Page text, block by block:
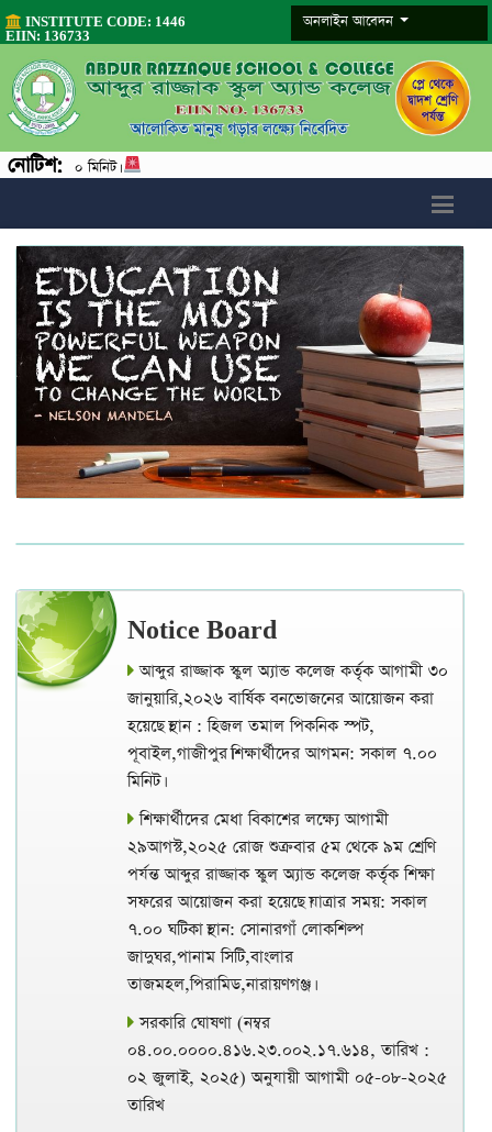
INSTITUTE CODE: 1446
EIIN: 136733
অনলাইন আবেদন
নোটিশ:
Notice Board
আব্দুর রাজ্জাক স্কুল অ্যান্ড কলেজ কর্তৃক আগামী ৩০
জানুয়ারি,২০২৬ বার্ষিক বনভোজনের আয়োজন করা
হয়েছে।স্থান : হিজল তমাল পিকনিক স্পট,
পূবাইল,গাজীপুর।শিক্ষার্থীদের আগমন: সকাল ৭.০০
মিনিট।
শিক্ষার্থীদের মেধা বিকাশের লক্ষ্যে আগামী
২৯আগস্ট,২০২৫ রোজ শুক্রবার ৫ম থেকে ৯ম শ্রেণি
পর্যন্ত আব্দুর রাজ্জাক স্কুল অ্যান্ড কলেজ কর্তৃক শিক্ষা
সফরের আয়োজন করা হয়েছে।যাত্রার সময়: সকাল
৭.০০ ঘটিকা।স্থান: সোনারগাঁ লোকশিল্প
জাদুঘর,পানাম সিটি,বাংলার
তাজমহল,পিরামিড,নারায়ণগঞ্জ।
সরকারি ঘোষণা (নম্বর
০৪.০০.০০০০.৪১৬.২৩.০০২.১৭.৬১৪, তারিখ :
০২ জুলাই, ২০২৫) অনুযায়ী আগামী ০৫-০৮-২০২৫
তারিখ